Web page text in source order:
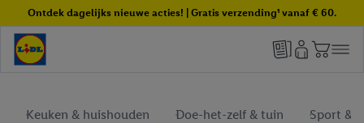
Ontdek dagelijks nieuwe acties! | Gratis verzending¹ vanaf € 60.
Keuken & huishouden Doe-het-zelf & tuin Sport &